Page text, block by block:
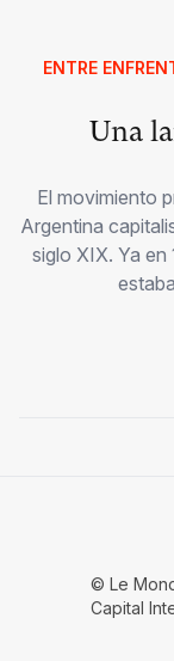
ENTRE
Una
El movimiento
Argentina
siglo XIX. Ya
© Le
Capital